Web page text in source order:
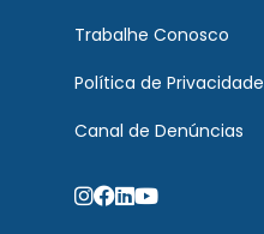
Trabalhe Conosco
Política de Privacidade
Canal de Denúncias